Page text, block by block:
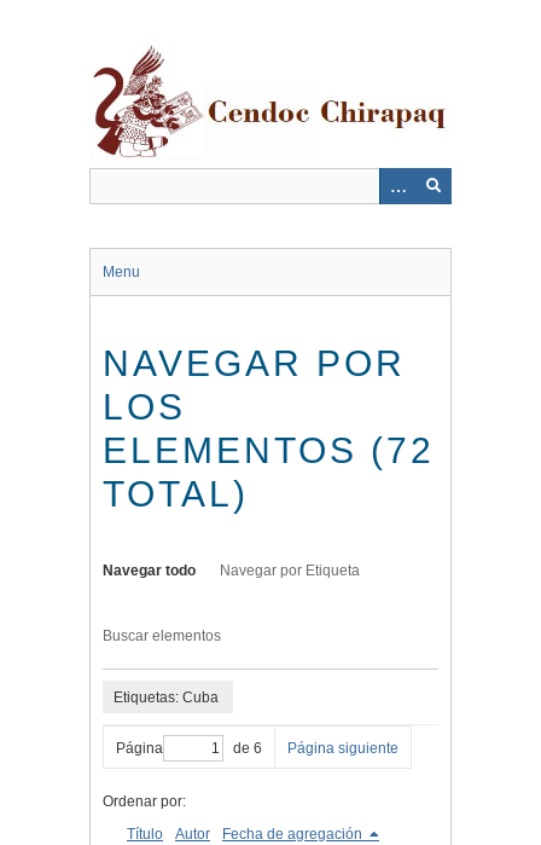
Menu
NAVEGAR POR
LOS
ELEMENTOS (72
TOTAL)
Navegar todo Navegar por Etiqueta
Buscar elementos
Etiquetas: Cuba
Página de 6 Página siguiente
Ordenar por:
Título
Autor Fecha de agregación